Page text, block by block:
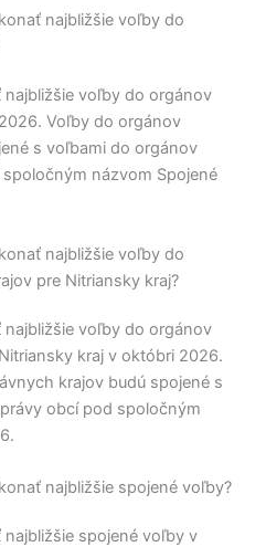
najbližšie voľby do
najbližšie voľby do orgánov
Voľby do orgánov
s voľbami do orgánov
názvom Spojené
najbližšie voľby do
pre Nitriansky kraj?
najbližšie voľby do orgánov
Nitriansky kraj v októbri 2026.
krajov budú spojené s
obcí pod spoločným
najbližšie spojené voľby?
najbližšie spojené voľby v